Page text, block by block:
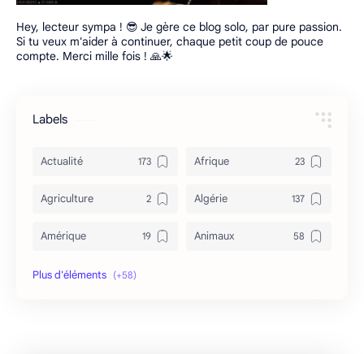
Hey, lecteur sympa ! 😎 Je gère ce blog solo, par pure passion.
Si tu veux m'aider à continuer, chaque petit coup de pouce
compte. Merci mille fois ! 🙏🌟
Labels
Actualité Afrique
Agriculture Algérie
Amérique Animaux
Archéologie